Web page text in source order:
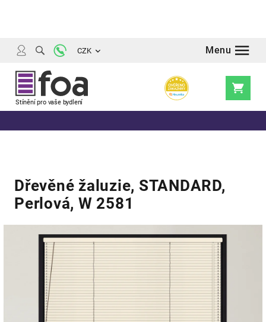
CZK
Nákupní
Dřevěné žaluzie, STANDARD,
Perlová, W 2581